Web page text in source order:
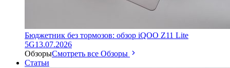
Бюджетник без тормозов: обзор iQOO Z11 Lite
5G13.07.2026
ОбзорыСмотреть все Обзоры
Статьи